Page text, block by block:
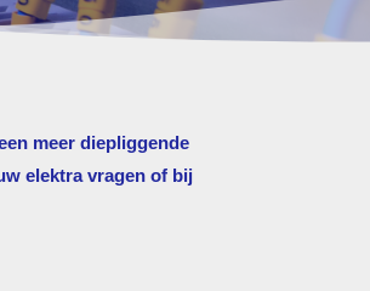
meer diepliggende
elektra vragen of bij